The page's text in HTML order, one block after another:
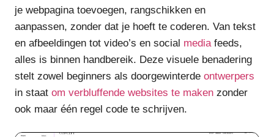
je webpagina toevoegen, rangschikken en
aanpassen, zonder dat je hoeft te coderen. Van tekst
en afbeeldingen tot video’s en social media feeds,
alles is binnen handbereik. Deze visuele benadering
stelt zowel beginners als doorgewinterde ontwerpers
in staat om verbluffende websites te maken zonder
ook maar één regel code te schrijven.